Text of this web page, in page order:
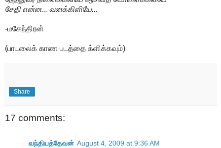
சேதி என்ன... வனக்கிளியே...
-மகேந்திரன்
(பாடலைக் காண படத்தை க்ளிக்கவும்)
Share
17 comments:
வந்தியத்தேவன் August 4, 2009 at 9:36 AM